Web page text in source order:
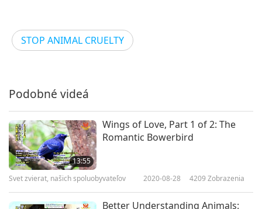
STOP ANIMAL CRUELTY
Podobné videá
13:55
Wings of Love, Part 1 of 2: The
Romantic Bowerbird
Svet zvierat, našich spoluobyvateľov 2020-08-28 4209 Zobrazenia
Better Understanding Animals: